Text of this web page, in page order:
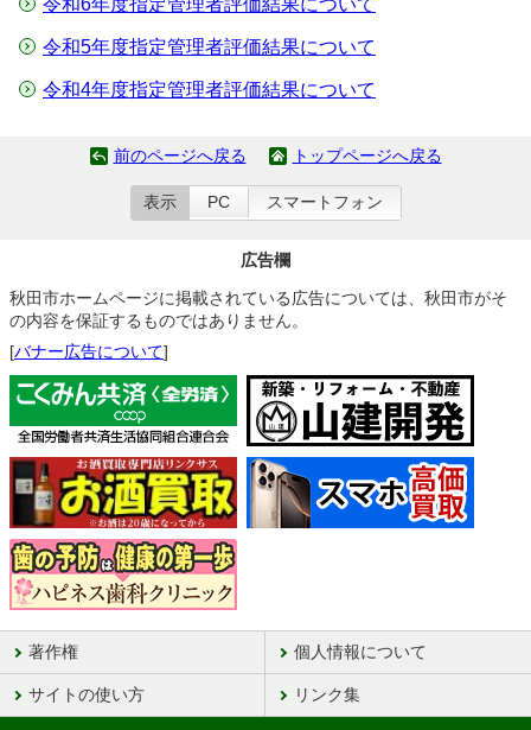
令和6年度指定管理者評価結果について
令和5年度指定管理者評価結果について
令和4年度指定管理者評価結果について
前のページへ戻る トップページへ戻る
表示 PC スマートフォン
広告欄
秋田市ホームページに掲載されている広告については、秋田市がそ
の内容を保証するものではありません。
[バナー広告について]
著作権 個人情報について
サイトの使い方 リンク集